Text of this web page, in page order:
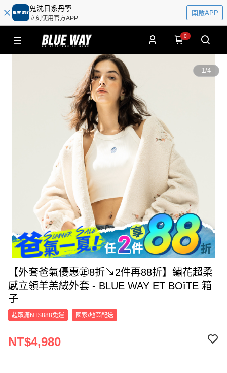
鬼洗日系丹寧
立刻使用官方APP
開啟APP
0
1/4
【外套爸氣優惠㊣8折↘2件再88折】繡花超柔
感立領羊羔絨外套 - BLUE WAY ET BOîTE 箱
子
超取滿NT$888免運 國家/地區配送
NT$4,980